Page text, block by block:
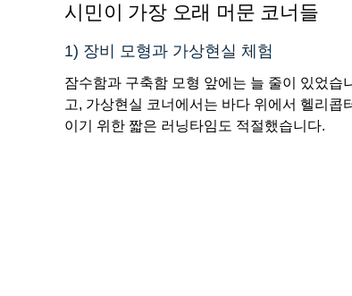
시민이 가장 오래 머문 코너들
1) 장비 모형과 가상현실 체험
잠수함과 구축함 모형 앞에는 늘 줄이 있었
고, 가상현실 코너에서는 바다 위에서 헬리
이기 위한 짧은 러닝타임도 적절했습니다.